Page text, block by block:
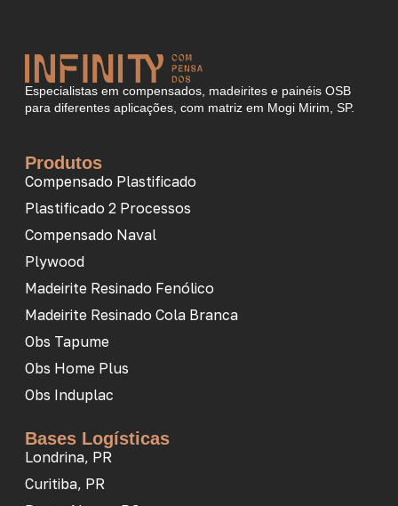
Especialistas em compensados, madeirites e painéis OSB
para diferentes aplicações, com matriz em Mogi Mirim, SP.
Produtos
Compensado Plastificado
Plastificado 2 Processos
Compensado Naval
Plywood
Madeirite Resinado Fenólico
Madeirite Resinado Cola Branca
Obs Tapume
Obs Home Plus
Obs Induplac
Bases Logísticas
Londrina, PR
Curitiba, PR